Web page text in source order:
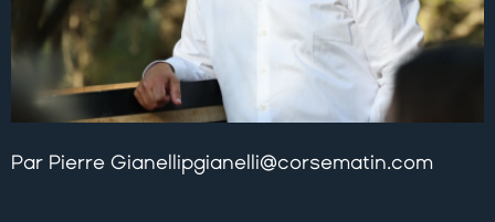
Par Pierre Gianellipgianelli@corsematin.com